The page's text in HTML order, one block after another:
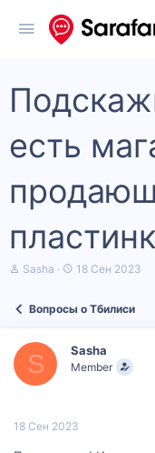
есть
А
т
м
ы
Sasha
Д
а
ч
а
18 Сен 2023
Вопросы о Тбилиси
S Sasha
Member
18 Сен 2023